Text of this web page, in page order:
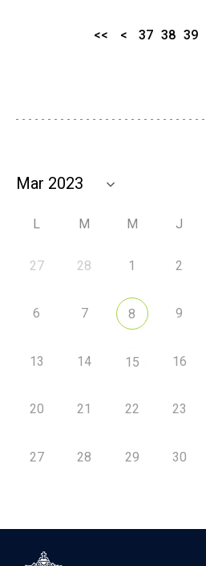
<< < 37 38 39
L M M J
27 28 1 2
6 7 8 9
13 14 15 16
20 21 22 23
27 28 29 30